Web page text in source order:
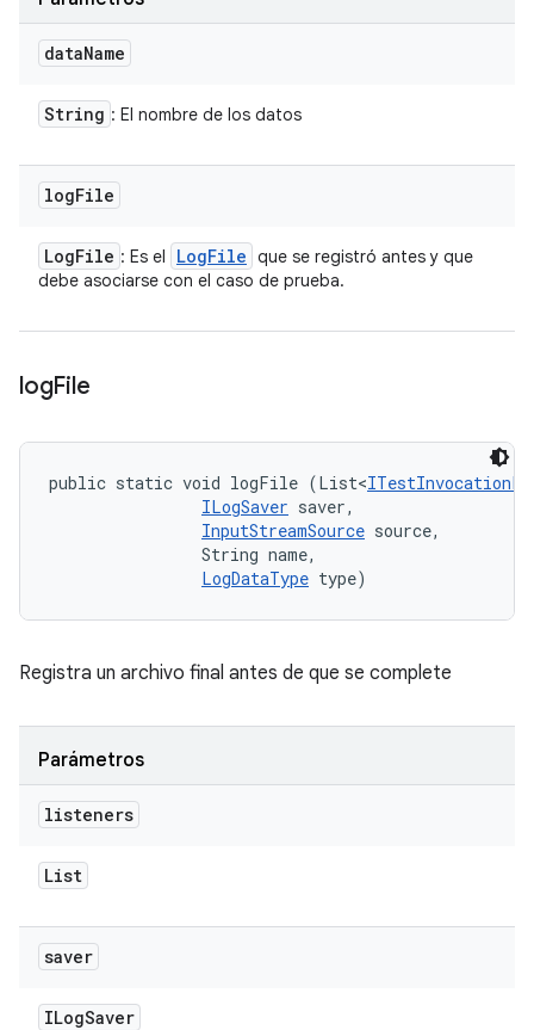
dataName
String : El nombre de los datos
logFile
LogFile : Es el LogFile que se registró antes y que
debe asociarse con el caso de prueba.
logFile
public static void logFile (List<
ILogSaver saver,
InputStreamSource source,
                String name,
LogDataType type)
Registra un archivo final antes de que se complete
Parámetros
listeners
List
saver
ILogSaver